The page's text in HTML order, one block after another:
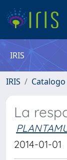
IRIS
IRIS
La
2014-01-01